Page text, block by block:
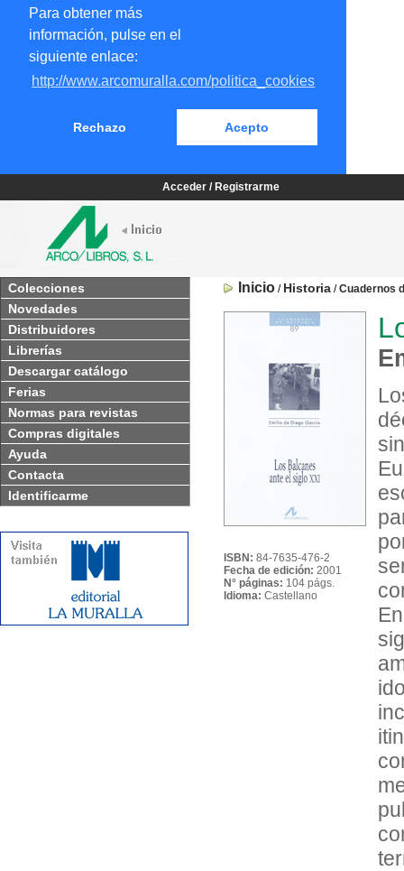
Para obtener más
información, pulse en el
siguiente enlace:
http://www.arcomuralla.com/politica_cookies
Rechazo Acepto
Acceder / Registrarme
Colecciones
Novedades
Distribuidores
Librerías
Descargar catálogo
Ferias
Normas para revistas
Compras digitales
Ayuda
Contacta
Identificarme
Inicio / Historia /Cuadernos
ISBN: 84-7635-476-2
Fecha de edición: 2001
N° páginas: 104 págs.
Idioma: Castellano